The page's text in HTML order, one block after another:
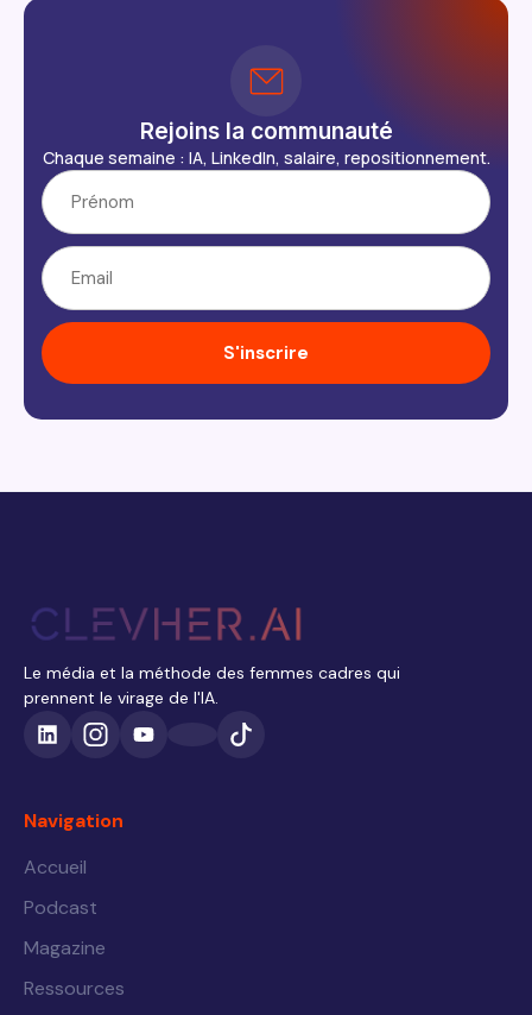
Rejoins la communauté
Chaque semaine : IA, LinkedIn, salaire, repositionnement.
S'inscrire
Le média et la méthode des femmes cadres qui
prennent le virage de l'IA.
Navigation
Accueil
Podcast
Magazine
Ressources